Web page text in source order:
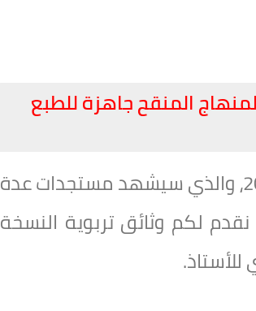
المنقح جاهزة للطبع
مع اقتراب بداية الموسم الدراسي الجديد 2022/2023، والذي سيشهد مستجدات عدة
لكم وثائق تربوية النسخة